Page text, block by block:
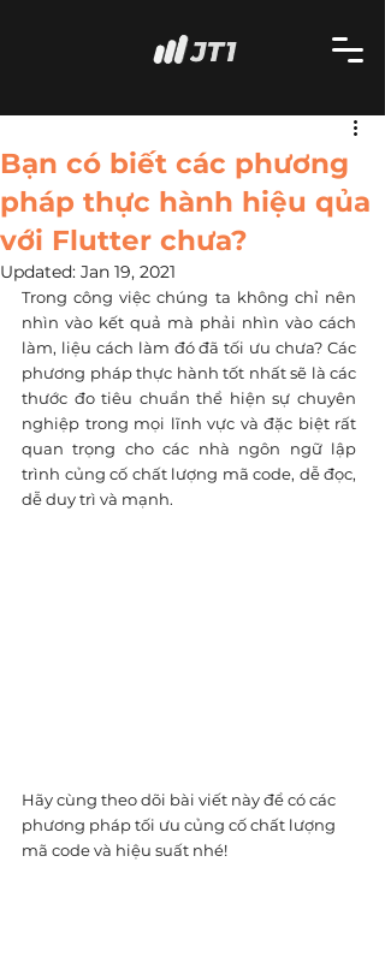
Bạn có biết các phương
pháp thực hành hiệu qủa
với Flutter chưa?
Updated: Jan 19, 2021
Trong công việc chúng ta không chỉ nên
nhìn vào kết quả mà phải nhìn vào cách
làm, liệu cách làm đó đã tối ưu chưa? Các
phương pháp thực hành tốt nhất sẽ là các
thước đo tiêu chuẩn thể hiện sự chuyên
nghiệp trong mọi lĩnh vực và đặc biệt rất
quan trọng cho các nhà ngôn ngữ lập
trình củng cố chất lượng mã code, dễ đọc,
dễ duy trì và mạnh.
Hãy cùng theo dõi bài viết này để có các
phương pháp tối ưu củng cố chất lượng
mã code và hiệu suất nhé!